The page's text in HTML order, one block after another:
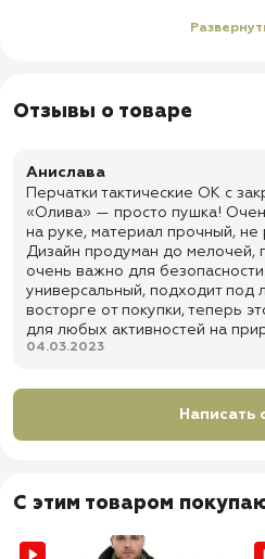
✅Быстрая отправка
Отзывы о товаре
Анислава
Перчатки тактические OK с
«Олива» — просто пушка!
на руке, материал прочный, не
Дизайн продуман до мелочей,
очень важно для
универсальный, подходит под
восторге от покупки, теперь
для любых активностей на
04.03.2023
Написать
С этим товаром